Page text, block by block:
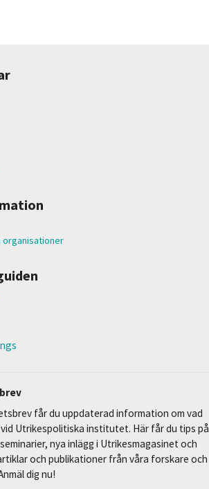
organisationer
får du uppdaterad information om vad
Utrikespolitiska institutet. Här får du tips på
nya inlägg i Utrikesmagasinet och
och publikationer från våra forskare och
dig nu!